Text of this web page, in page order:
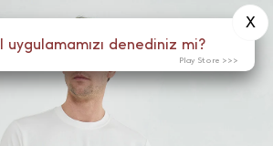
uygulamamızı denediniz mi?
X
Play Store >>>